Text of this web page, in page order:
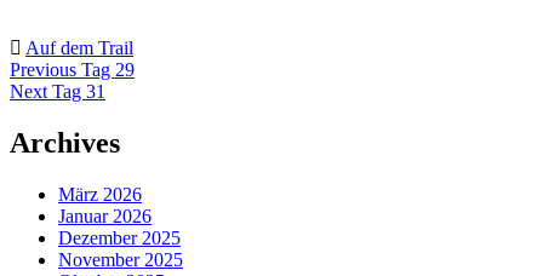
Auf dem Trail
Beitragsnavigation
Previous
post
Previous Tag 29
Next
Next Tag 31
Archives
März 2026
Januar 2026
Dezember 2025
November 2025